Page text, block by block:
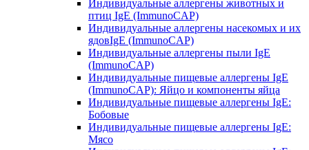
Индивидуальные аллергены животных и
птиц IgE (ImmunoCAP)
Индивидуальные аллергены насекомых и их
ядовIgE (ImmunoCAP)
Индивидуальные аллергены пыли IgE
(ImmunoCAP)
Индивидуальные пищевые аллергены IgE
(ImmunoCAP): Яйцо и компоненты яйца
Индивидуальные пищевые аллергены IgE:
Бобовые
Индивидуальные пищевые аллергены IgE:
Мясо